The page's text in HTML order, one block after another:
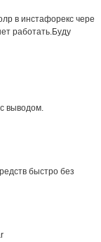
в инстафорекс чере
работать.Буду
выводом.
быстро без